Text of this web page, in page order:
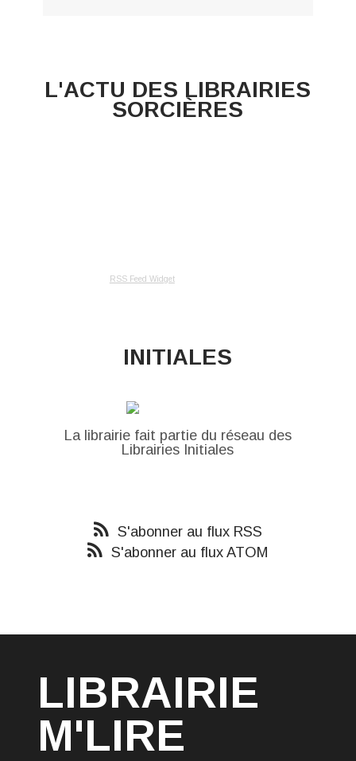
L'ACTU DES LIBRAIRIES
SORCIÈRES
RSS Feed Widget
INITIALES
La librairie fait partie du réseau des
Librairies Initiales
S'abonner au flux RSS
S'abonner au flux ATOM
LIBRAIRIE
M'LIRE